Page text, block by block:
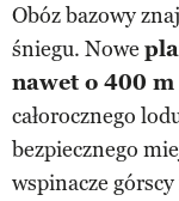
Obóz bazowy
śniegu. Nowe
nawet o 400 m
całorocznego
bezpiecznego
wspinacze